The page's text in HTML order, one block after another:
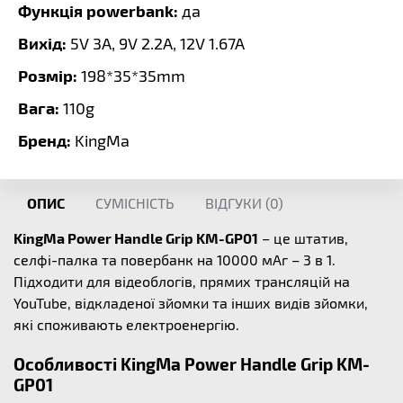
Функція powerbank: да
Вихід: 5V 3A, 9V 2.2A, 12V 1.67A
Розмір: 198*35*35mm
Вага: 110g
Бренд: KingMa
ОПИС СУМІСНІСТЬ ВІДГУКИ (0)
KingMa Power Handle Grip KM-GP01 – це штатив,
селфі-палка та повербанк на 10000 мАг – 3 в 1.
Підходити для відеоблогів, прямих трансляцій на
YouTube, відкладеної зйомки та інших видів зйомки,
які споживають електроенергію.
Особливості KingMa Power Handle Grip KM-
GP01